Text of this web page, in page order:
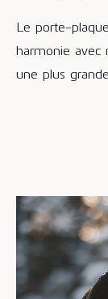
Le porte-
harmonie avec
une plus